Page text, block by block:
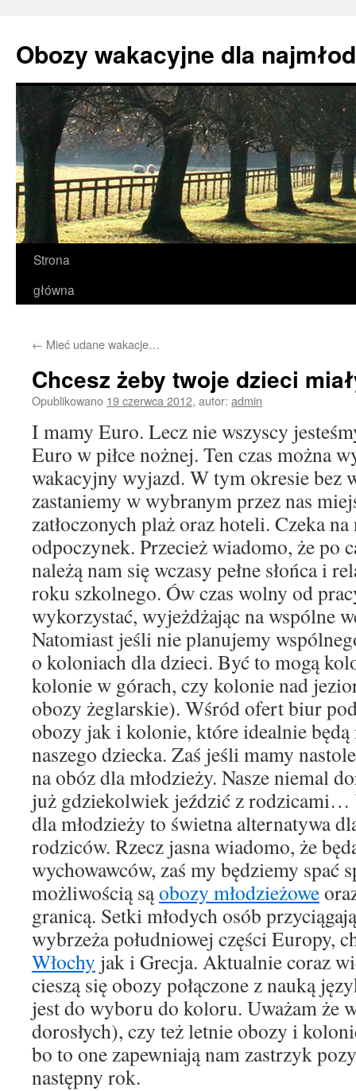
treści
Obozy wakacyjne dla
Strona
główna
← Mieć udane wakacje…
Chcesz żeby twoje dzieci
Opublikowano 19 czerwca 2012, autor: admin
I mamy Euro. Lecz nie wszyscy
Euro w piłce nożnej. Ten czas można
wakacyjny wyjazd. W tym okresie bez
zastaniemy w wybranym przez nas
zatłoczonych plaż oraz hoteli. Czeka
odpoczynek. Przecież wiadomo, że po
należą nam się wczasy pełne słońca i
roku szkolnego. Ów czas wolny od
wykorzystać, wyjeżdżając na wspólne
Natomiast jeśli nie planujemy
o koloniach dla dzieci. Być to mogą
kolonie w górach, czy kolonie nad
obozy żeglarskie). Wśród ofert biur
obozy jak i kolonie, które idealnie będą
naszego dziecka. Zaś jeśli mamy
na obóz dla młodzieży. Nasze niemal
już gdziekolwiek jeździć z rodzicami…
dla młodzieży to świetna alternatywa
rodziców. Rzecz jasna wiadomo, że
wychowawców, zaś my będziemy spać
możliwością sąobozy młodzieżowe
granicą. Setki młodych osób
wybrzeża południowej części Europy,
Włochy jak i Grecja. Aktualnie coraz
cieszą się obozy połączone z nauką
jest do wyboru do koloru. Uważam że
dorosłych), czy też letnie obozy i
bo to one zapewniają nam zastrzyk
następny rok.